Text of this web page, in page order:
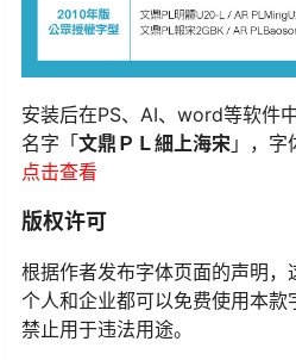
安装后在PS、AI、word等软件
名字「文鼎ＰＬ細上海宋 」，字
点击查看
版权许可
根据作者发布字体页面的声明，
个人和企业都可以免费使用本款
禁止用于违法用途。